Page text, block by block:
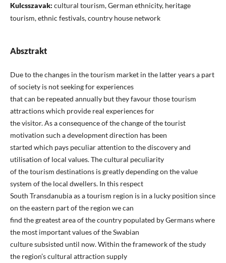
Kulcsszavak: cultural tourism, German ethnicity, heritage
tourism, ethnic festivals, country house network
Absztrakt
Due to the changes in the tourism market in the latter years a part
of society is not seeking for experiences
that can be repeated annually but they favour those tourism
attractions which provide real experiences for
the visitor. As a consequence of the change of the tourist
motivation such a development direction has been
started which pays peculiar attention to the discovery and
utilisation of local values. The cultural peculiarity
of the tourism destinations is greatly depending on the value
system of the local dwellers. In this respect
South Transdanubia as a tourism region is in a lucky position since
on the eastern part of the region we can
find the greatest area of the country populated by Germans where
the most important values of the Swabian
culture subsisted until now. Within the framework of the study
the region’s cultural attraction supply